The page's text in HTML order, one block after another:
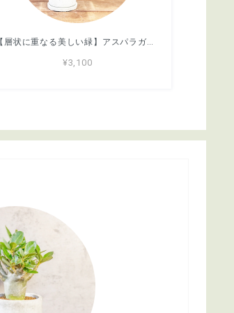
【層状に重なる美しい緑】アスパラガス・ブルモーサスナナス。一株ごとの厳選仕入れ。ふわふわと雲のような繊細な葉が魅力の現品をお届け／育て方がわかるシートあり／全国一律送料850円
¥3,100